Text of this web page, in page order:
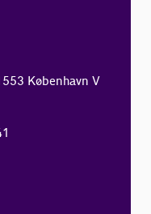
København V